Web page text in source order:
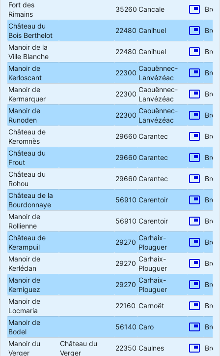
Fort des
Rimains
35260 Cancale picture_in_picture
Château du
Bois Berthelot
22480 Canihuel picture_in_picture
Manoir de la
Ville Blanche
22480 Canihuel picture_in_picture
Manoir de
Kerloscant
22300
Caouënnec-
Lanvézéac
picture_in_picture
Manoir de
Kermarquer
22300
Caouënnec-
Lanvézéac
picture_in_picture
Manoir de
Runoden
22300
Caouënnec-
Lanvézéac
picture_in_picture
Château de
Keromnès
29660 Carantec picture_in_picture
Château du
Frout
29660 Carantec picture_in_picture
Château du
Rohou
29660 Carantec picture_in_picture
Château de la
Bourdonnaye
56910 Carentoir picture_in_picture
Manoir de
Rollienne
56910 Carentoir picture_in_picture
Château de
Kerampuil
29270
Carhaix-
Plouguer
picture_in_picture
Manoir de
Kerlédan
29270
Carhaix-
Plouguer
picture_in_picture
Manoir de
Kerniguez
29270
Carhaix-
Plouguer
picture_in_picture
Manoir de
Locmaria
22160 Carnoët picture_in_picture
Manoir de
Bodel
56140 Caro picture_in_picture
Manoir du
Verger
Château du
Verger
22350 Caulnes picture_in_picture